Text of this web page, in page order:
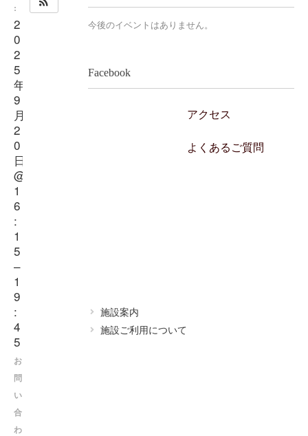
アクセス
よくあるご質問
:
2
0
2
5
年
9
月
2
0
日
@
1
6
:
1
5
–
1
9
:
4
5
お
問
い
合
わ
今後のイベントはありません。
Facebook
施設案内
施設ご利用について